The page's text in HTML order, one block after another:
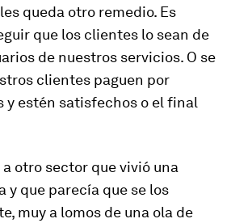
queda otro remedio. Es
que los clientes lo sean de
de nuestros servicios. O se
clientes paguen por
y estén satisfechos o el final
otro sector que vivió una
que parecía que se los
muy a lomos de una ola de